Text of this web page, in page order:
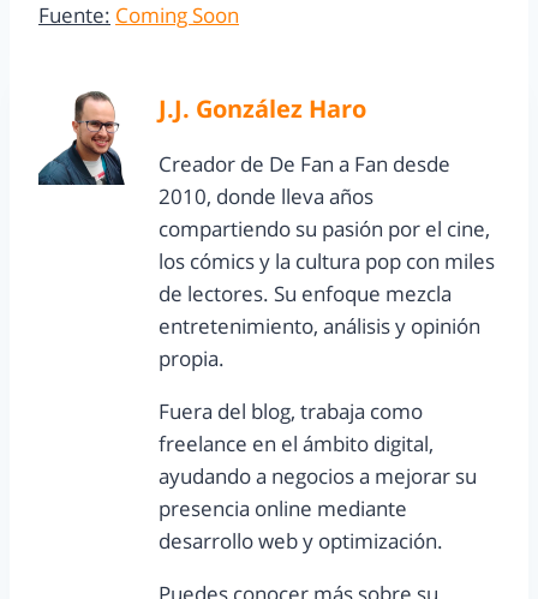
Fuente: Coming Soon
J.J. González Haro
Creador de De Fan a Fan desde
2010, donde lleva años
compartiendo su pasión por el cine,
los cómics y la cultura pop con miles
de lectores. Su enfoque mezcla
entretenimiento, análisis y opinión
propia.
Fuera del blog, trabaja como
freelance en el ámbito digital,
ayudando a negocios a mejorar su
presencia online mediante
desarrollo web y optimización.